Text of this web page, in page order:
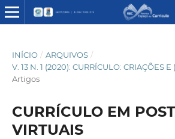
INÍCIO / ARQUIVOS /
V. 13 N. 1 (2020): CURRÍCULO: CRIAÇÕES
Artigos
CURRÍCULO EM
VIRTUAIS